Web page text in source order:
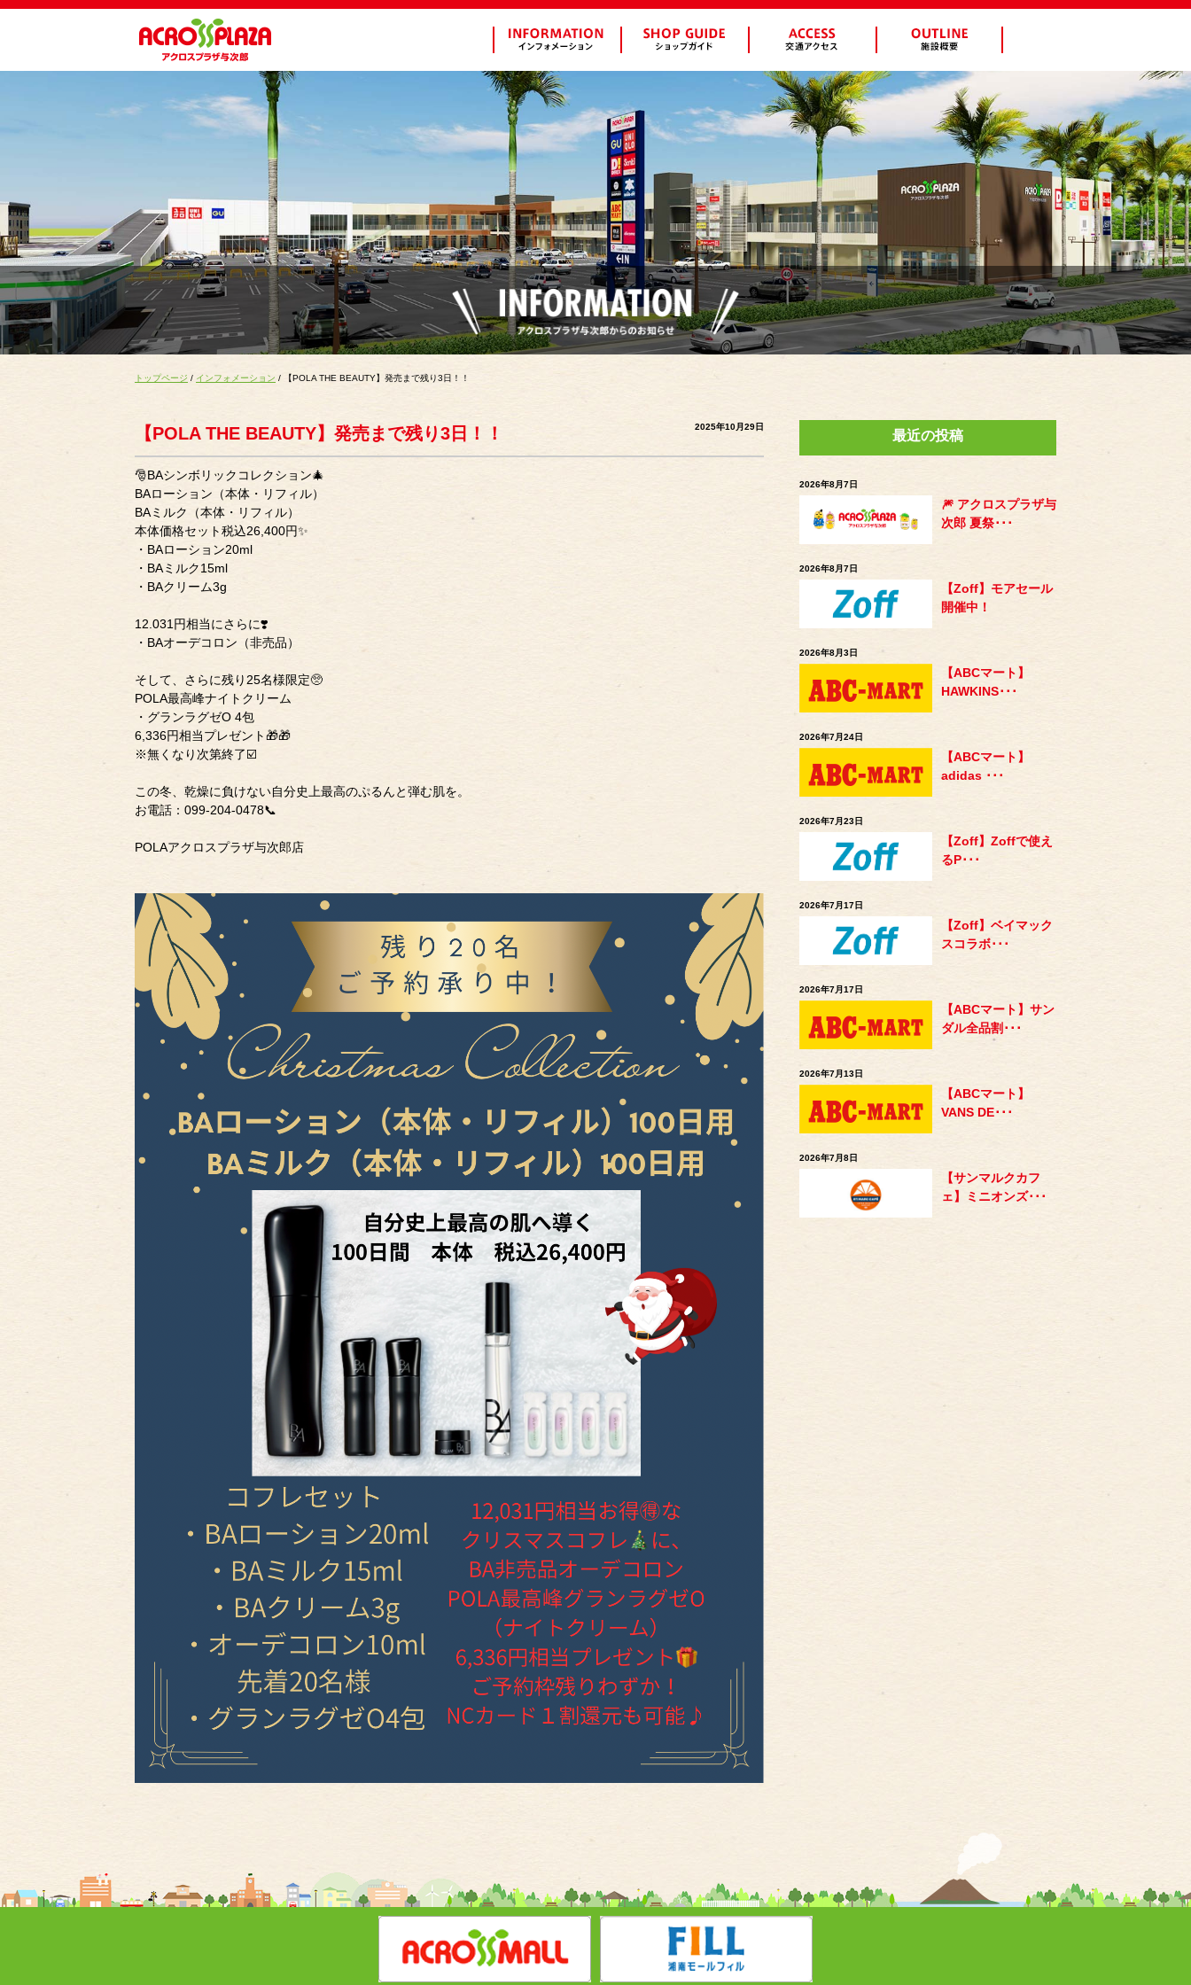
トップページ / インフォメーション / 【POLA THE BEAUTY】発売まで残り3日！！
2025年10月29日
【POLA THE BEAUTY】発売まで残り3日！！
🎅BAシンボリックコレクション🎄
BAローション（本体・リフィル）
BAミルク（本体・リフィル）
本体価格セット税込26,400円✨
・BAローション20ml
・BAミルク15ml
・BAクリーム3g
12.031円相当にさらに❣️
・BAオーデコロン（非売品）
そして、さらに残り25名様限定🥺
POLA最高峰ナイトクリーム
・グランラグゼO 4包
6,336円相当プレゼント🎁🎁
※無くなり次第終了☑️
この冬、乾燥に負けない自分史上最高のぷるんと弾む肌を。
お電話：099-204-0478📞
POLAアクロスプラザ与次郎店
最近の投稿
2026年8月7日
🎆 アクロスプラザ与
次郎 夏祭･･･
2026年8月7日
【Zoff】モアセール
開催中！
2026年8月3日
【ABCマート】
HAWKINS･･･
2026年7月24日
【ABCマート】
adidas ･･･
2026年7月23日
【Zoff】Zoffで使え
るP･･･
2026年7月17日
【Zoff】ベイマック
スコラボ･･･
2026年7月17日
【ABCマート】サン
ダル全品割･･･
2026年7月13日
【ABCマート】
VANS DE･･･
2026年7月8日
【サンマルクカフ
ェ】ミニオンズ･･･